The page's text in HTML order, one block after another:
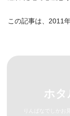
この記事は、2011
ホタ
りんぱなでしかお